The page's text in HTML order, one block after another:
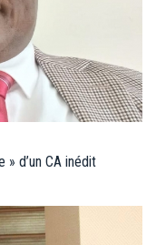
d’un CA inédit